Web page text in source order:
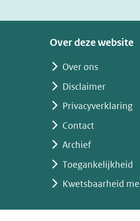
venster)
(verwijst
een
andere
website)
Over deze website
Over ons
Disclaimer
Privacyverklaring
Contact
Archief
Toegankelijkheid
Kwetsbaarheid